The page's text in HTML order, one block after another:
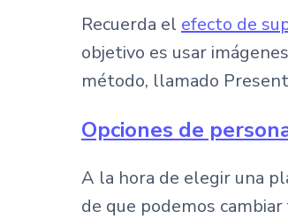
Recuerda el efecto de
objetivo es usar
método, llamado
Opciones de
A la hora de elegir una
de que podemos